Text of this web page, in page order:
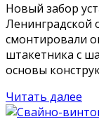
Новый забор
Ленинградской
смонтировали
штакетника с
основы
Читать далее